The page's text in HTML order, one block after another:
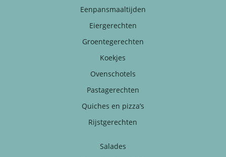
Eenpansmaaltijden
Eiergerechten
Groentegerechten
Koekjes
Ovenschotels
Pastagerechten
Quiches en pizza’s
Rijstgerechten
Salades